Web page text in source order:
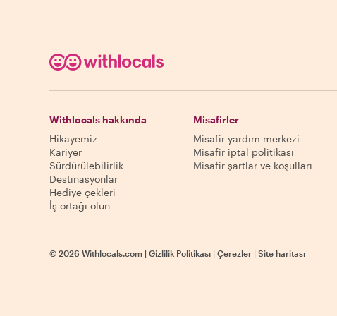
Withlocals hakkında
Hikayemiz
Kariyer
Sürdürülebilirlik
Destinasyonlar
Hediye çekleri
İş ortağı olun
Misafirler
Misafir yardım merkezi
Misafir iptal politikası
Misafir şartlar ve koşulları
© 2026 Withlocals.com | Gizlilik Politikası | Çerezler | Site haritası